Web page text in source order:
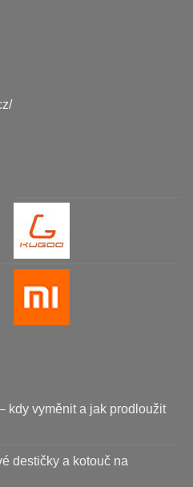
kdy vyměnit a jak prodloužit
destičky a kotouč na